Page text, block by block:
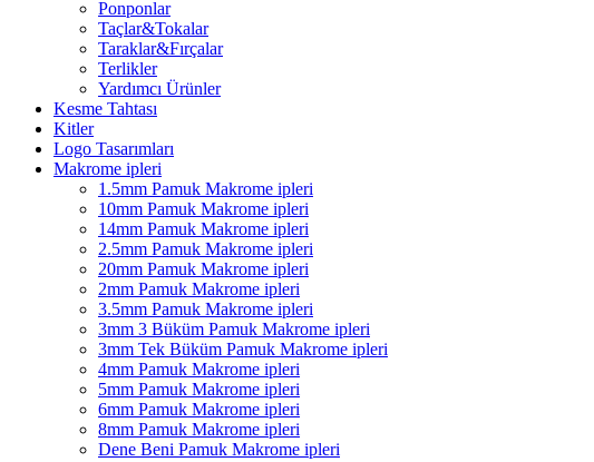
Ponponlar
Taçlar&Tokalar
Taraklar&Fırçalar
Terlikler
Yardımcı Ürünler
Kesme Tahtası
Kitler
Logo Tasarımları
Makrome ipleri
1.5mm Pamuk Makrome ipleri
10mm Pamuk Makrome ipleri
14mm Pamuk Makrome ipleri
2.5mm Pamuk Makrome ipleri
20mm Pamuk Makrome ipleri
2mm Pamuk Makrome ipleri
3.5mm Pamuk Makrome ipleri
3mm 3 Büküm Pamuk Makrome ipleri
3mm Tek Büküm Pamuk Makrome ipleri
4mm Pamuk Makrome ipleri
5mm Pamuk Makrome ipleri
6mm Pamuk Makrome ipleri
8mm Pamuk Makrome ipleri
Dene Beni Pamuk Makrome ipleri